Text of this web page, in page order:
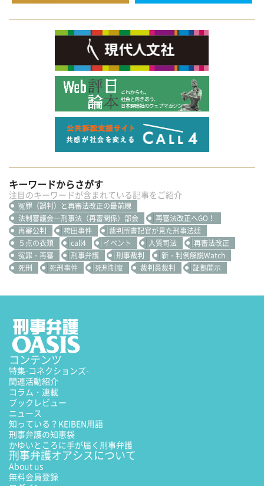
キーワードからさがす
注目のキーワードが含まれている記事をご紹介
冤罪（誤判）と再審法改正の最前線
法制審議会―刑事法（再審関係）部会
再審法改正へGO！
再審公判
袴田事件
裁判所書記官が見た刑事法廷
５点の衣類
call4 イベント 人質司法
再審法改正
冤罪・再審
刑事弁護 刑事裁判
新・判例解説Watch
死刑
死刑事件 死刑制度 裁判員裁判 証拠開示
コンテンツ
特集-コネクションズ-
関連活動紹介
コラム・連載
ブックレビュー
ニュース
知っている？KEIBEN用語
刑事弁護の知恵袋
かゆいところに手が届く刑事弁護
刑事弁護オアシスについて
About us
無料会員登録